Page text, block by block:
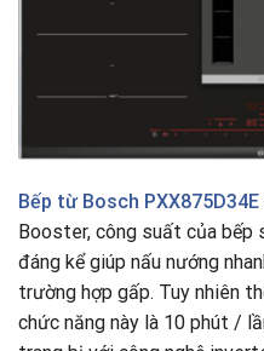
Bếp từ Bosch PXX875D34E
Booster, công suất của
đáng kể giúp nấu nướng
trường hợp gấp. Tuy nhiên
chức năng này là 10 phút /